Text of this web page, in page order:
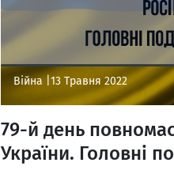
Війна | 13 Травня 2022
79-й день
України. Головні